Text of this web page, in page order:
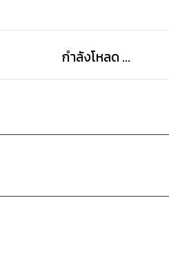
กำลังโหลด ...